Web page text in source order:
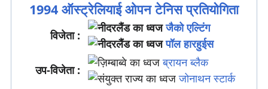
1994 ऑस्ट्रेलियाई ओपन टेनिस प्रतियोगिता
विजेता :
जैको एल्टिंग
पॉल हारहुईस
उप-विजेता :
ब्रायन ब्लैक
जोनाथन स्टार्क